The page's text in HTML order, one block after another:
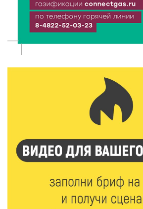
Судариковой и Карины Карасевой в
10 Авг 2026 15:32
Педагоги Верхневолжья — в
202
В ТОПе «Guardian»: В Старице с
второй «Карандаш-фест»
От фольклора до авторских
пройдёт концерт «Широка река»
10 Авг 2026 14:31 277
Скорость, драйв и День города: 29
Вышнем Волочке пройдет этап